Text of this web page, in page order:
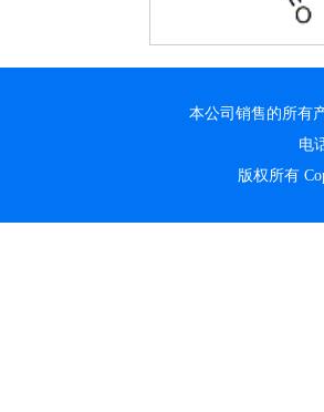
本公司销售的所有
电
版权所有